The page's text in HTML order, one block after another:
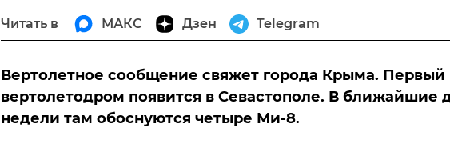
Читать в МАКС Дзен Telegram
Вертолетное сообщение свяжет города Крыма. Первый
вертолетодром появится в Севастополе. В ближайшие
недели там обоснуются четыре Ми-8.